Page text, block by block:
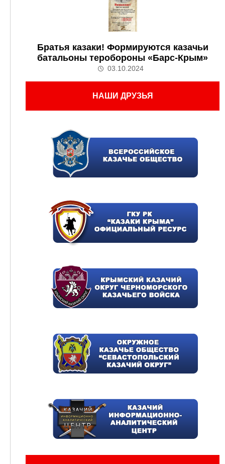
Братья казаки! Формируются казачьи
батальоны теробороны «Барс-Крым»
03.10.2024
НАШИ ДРУЗЬЯ